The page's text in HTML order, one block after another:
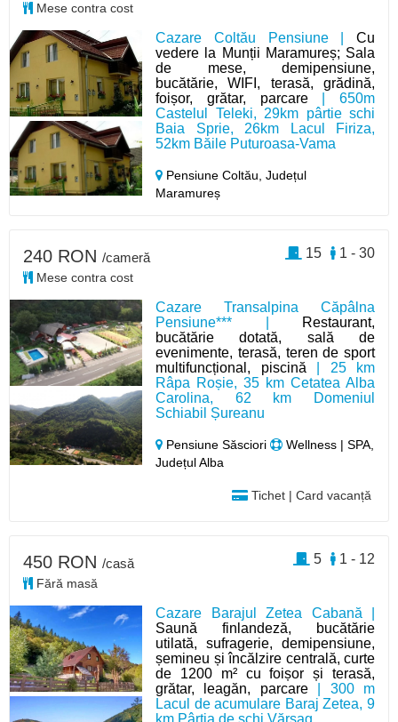
Cazare Coltău Pensiune | Cu
vedere la Munții Maramureș; Sala
de mese, demipensiune,
bucătărie, WIFI, terasă, grădină,
foișor, grătar, parcare| 650m
Castelul Teleki, 29km pârtie schi
Baia Sprie, 26km Lacul Firiza,
52km Băile Puturoasa-Vama
Pensiune Coltău,Județul
Maramureș
Mese contra cost
Cazare Transalpina Căpâlna
Pensiune*** |
Restaurant,
bucătărie dotată, sală de
evenimente, terasă, teren de sport
multifuncțional, piscină | 25 km
Râpa Roșie, 35 km Cetatea Alba
Carolina, 62 km Domeniul
Schiabil Șureanu
Pensiune Săsciori
Wellness | SPA,
Județul Alba
Tichet | Card vacanță
240 RON /cameră
Mese contra cost
1 - 30
15
Cazare Barajul Zetea Cabană |
Saună finlandeză, bucătărie
utilată, sufragerie, demipensiune,
șemineu și încălzire centrală, curte
de 1200 m² cu foișor și terasă,
grătar, leagăn, parcare| 300 m
Lacul de acumulare Baraj Zetea, 9
km Pârtia de schi Vărșag
450 RON /casă
Fără masă
1 - 12
5